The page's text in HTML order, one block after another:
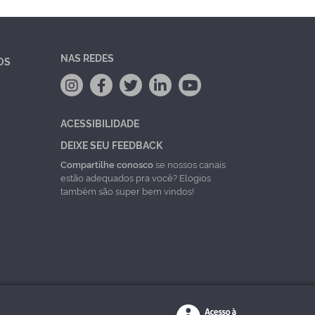
NAS REDES
ACESSIBILIDADE
DEIXE SEU FEEDBACK
Compartilhe conoscose nossos canais
estão adequados pra você? Elogios
também são super bem vindos!